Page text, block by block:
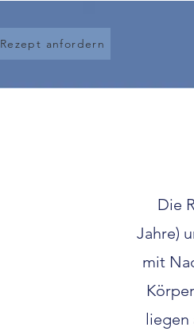
Rezept anfordern
Die
Jahre)
mit
liegen